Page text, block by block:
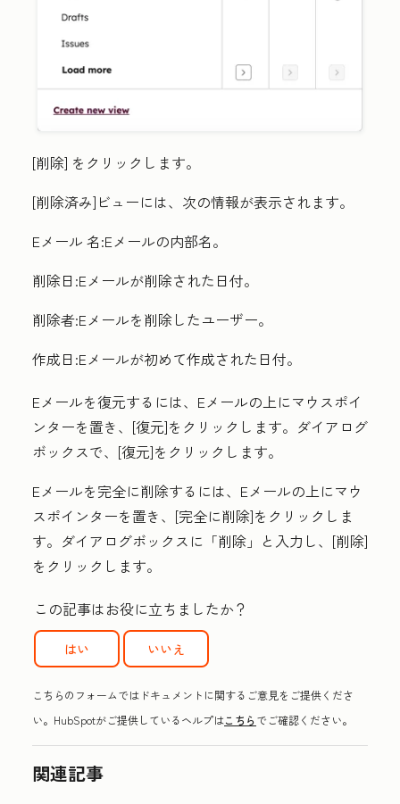
[削除] をクリックします。
[削除済み] ビューには、次の情報が表示されます。
Eメール 名:Eメールの内部名。
削除日 :Eメールが削除された日付。
削除者:Eメールを削除したユーザー。
作成日 :Eメールが初めて作成された日付。
Eメールを復元するには、Eメールの上にマウスポイ
ンターを置き、[復元]をクリックします。ダイアログ
ボックスで、[復元]をクリックします。
Eメールを完全に削除するには、Eメールの上にマウ
スポインターを置き、[完全に削除]をクリックしま
す。ダイアログボックスに 「削除 」と入力し、[削除]
をクリックします。
この記事はお役に立ちましたか？
はい いいえ
こちらのフォームではドキュメントに関するご意見をご提供くださ
い。HubSpotがご提供しているヘルプはこちらでご確認ください。
関連記事